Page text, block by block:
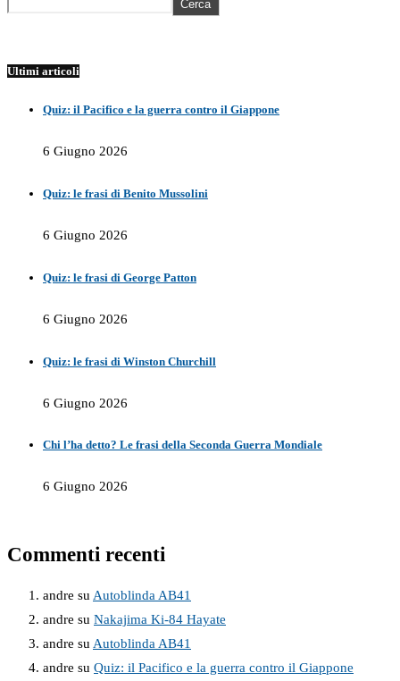
Cerca
Ultimi articoli
Quiz: il Pacifico e la guerra contro il Giappone
6 Giugno 2026
Quiz: le frasi di Benito Mussolini
6 Giugno 2026
Quiz: le frasi di George Patton
6 Giugno 2026
Quiz: le frasi di Winston Churchill
6 Giugno 2026
Chi l’ha detto? Le frasi della Seconda Guerra Mondiale
6 Giugno 2026
Commenti recenti
andre su Autoblinda AB41
andre su Nakajima Ki-84 Hayate
andre su Autoblinda AB41
andre su Quiz: il Pacifico e la guerra contro il Giappone